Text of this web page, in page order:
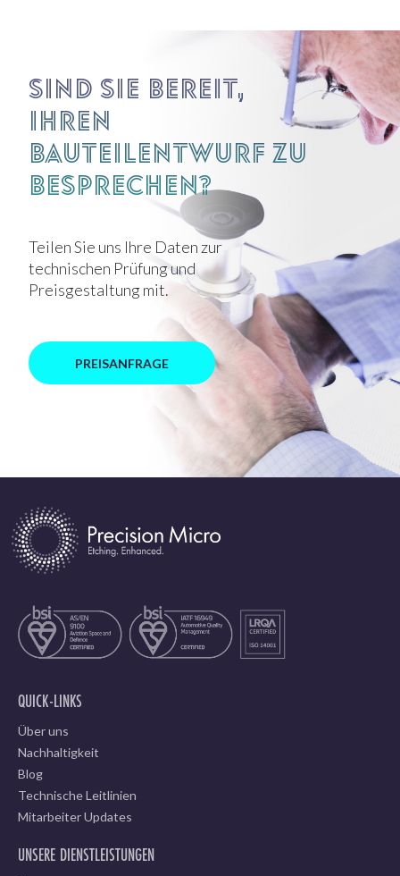
Sind Sie bereit,
Ihren
Bauteilentwurf zu
besprechen?
Teilen Sie uns Ihre Daten zur
technischen Prüfung und
Preisgestaltung mit.
PREISANFRAGE
QUICK-LINKS
Über uns
Nachhaltigkeit
Blog
Technische Leitlinien
Mitarbeiter Updates
UNSERE DIENSTLEISTUNGEN